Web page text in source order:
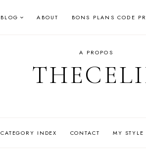
BLOG ABOUT BONS PLANS CODE
A PROPOS
CATEGORY INDEX CONTACT MY STYLE